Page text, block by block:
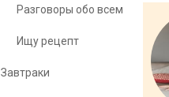
Разговоры обо всем
Ищу рецепт
Завтраки